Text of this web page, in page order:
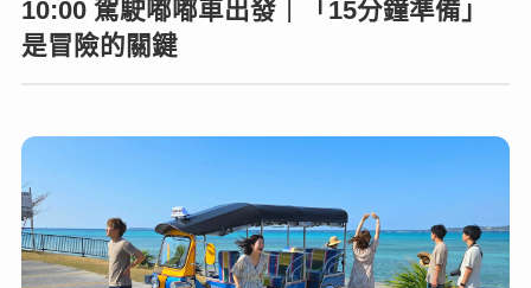
10:00 駕駛嘟嘟車出發｜「15分鐘準備」
是冒險的關鍵